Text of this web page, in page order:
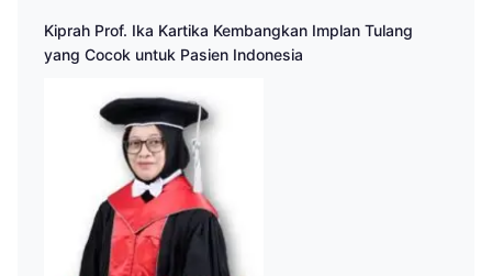
Kiprah Prof. Ika Kartika Kembangkan Implan Tulang
yang Cocok untuk Pasien Indonesia